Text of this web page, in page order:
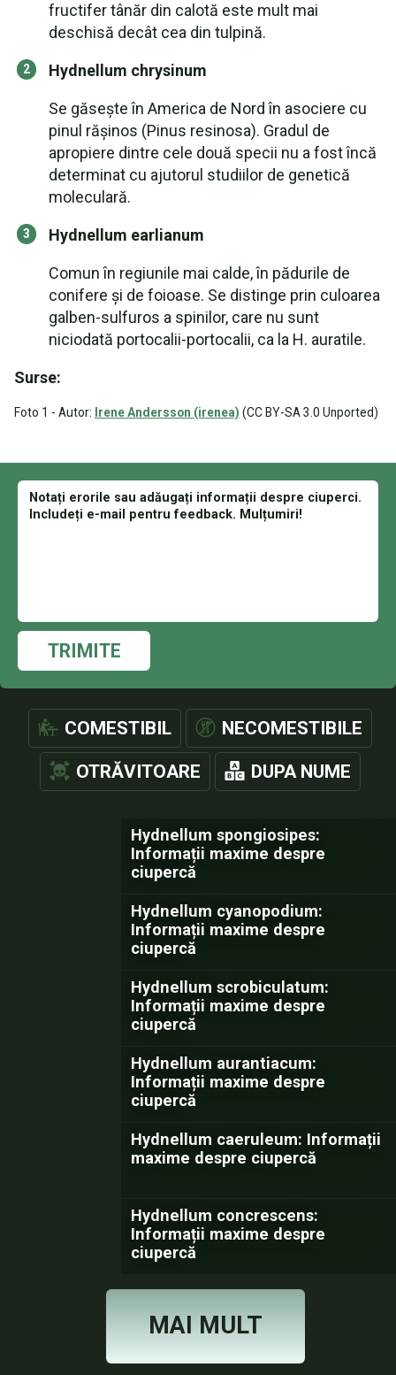
fructifer tânăr din calotă este mult mai
deschisă decât cea din tulpină.
Hydnellum chrysinum
Se găsește în America de Nord în asociere cu
pinul rășinos (Pinus resinosa). Gradul de
apropiere dintre cele două specii nu a fost încă
determinat cu ajutorul studiilor de genetică
moleculară.
Hydnellum earlianum
Comun în regiunile mai calde, în pădurile de
conifere și de foioase. Se distinge prin culoarea
galben-sulfuros a spinilor, care nu sunt
niciodată portocalii-portocalii, ca la H. auratile.
Surse:
Foto 1 - Autor: Irene Andersson (irenea) (CC BY-SA 3.0 Unported)
TRIMITE
COMESTIBIL NECOMESTIBILE
OTRĂVITOARE DUPA NUME
Hydnellum spongiosipes:
Informații maxime despre
ciupercă
Hydnellum cyanopodium:
Informații maxime despre
ciupercă
Hydnellum scrobiculatum:
Informații maxime despre
ciupercă
Hydnellum aurantiacum:
Informații maxime despre
ciupercă
Hydnellum caeruleum: Informații
maxime despre ciupercă
Hydnellum concrescens:
Informații maxime despre
ciupercă
MAI MULT